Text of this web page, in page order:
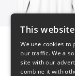
$37
This
We use cookies to
our traffic. We
site with our
combine it with